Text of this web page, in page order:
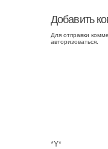
Добавить
Для отправки
авторизоваться
*Y*